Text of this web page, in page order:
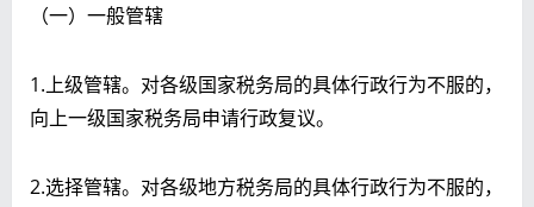
（一）一般管辖
1.上级管辖。对各级国家税务局的具体行政行为不服的，
向上一级国家税务局申请行政复议。
2.选择管辖。对各级地方税务局的具体行政行为不服的，